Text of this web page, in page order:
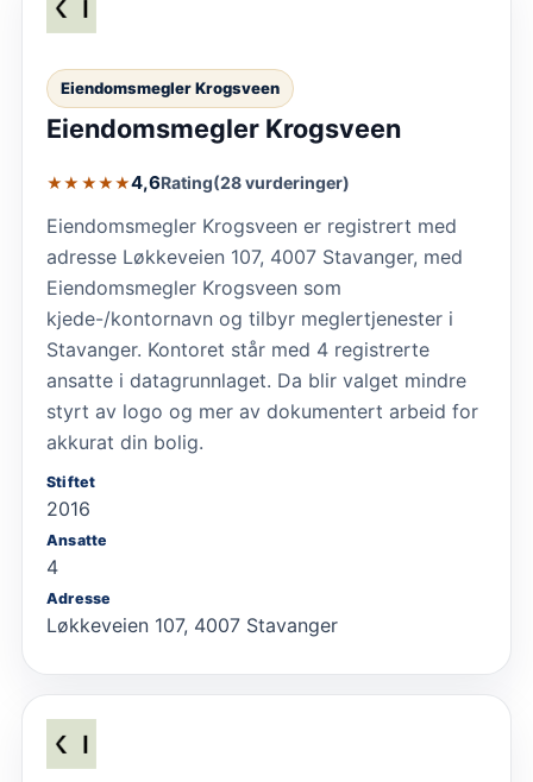
Eiendomsmegler Krogsveen
Eiendomsmegler Krogsveen
★★★★★4,6Rating(28 vurderinger)
Eiendomsmegler Krogsveen er registrert med
adresse Løkkeveien 107, 4007 Stavanger, med
Eiendomsmegler Krogsveen som
kjede-/kontornavn og tilbyr meglertjenester i
Stavanger. Kontoret står med 4 registrerte
ansatte i datagrunnlaget. Da blir valget mindre
styrt av logo og mer av dokumentert arbeid for
akkurat din bolig.
Stiftet
2016
Ansatte
4
Adresse
Løkkeveien 107, 4007 Stavanger